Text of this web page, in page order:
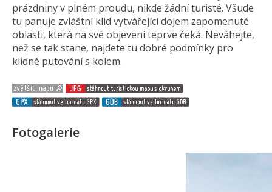
prázdniny v plném proudu, nikde žádní turisté. Všude
tu panuje zvláštní klid vytvářející dojem zapomenuté
oblasti, která na své objevení teprve čeká. Neváhejte,
než se tak stane, najdete tu dobré podmínky pro
klidné putování s kolem.
Fotogalerie